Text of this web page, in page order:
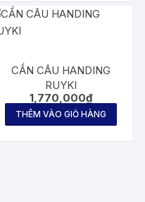
này
thể.
Các
tùy
chọn
CẦN CÂU HANDING
RUYKI
1,770,000₫
THÊM VÀO GIỎ HÀNG